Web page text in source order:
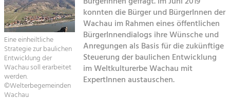
Kirchen am Fluss
Suche
Impressum
Kontakt
Tourismus
Angebotsentwicklung und
Positionierung.
Kunst & Kultur
Handwerk, Wissenschaft und Forschung.
Eine einheiltliche
Strategie zur baulichen
Entwicklung der
Wachau soll erarbeitet
werden.
©Welterbegemeinden
Wachau
konnten die Bürger und BürgerInnen der
Wachau im Rahmen eines öffentlichen
BürgerInnendialogs ihre Wünsche und
Anregungen als Basis für die zukünftige
Steuerung der baulichen Entwicklung
im Weltkulturerbe Wachau mit
ExpertInnen austauschen.